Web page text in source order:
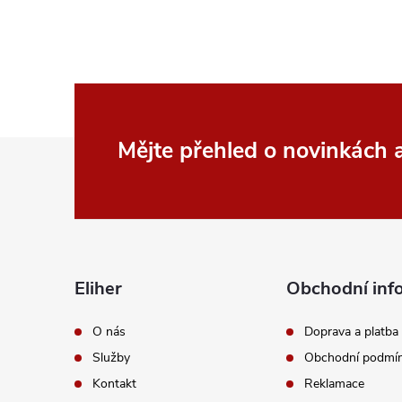
Mějte přehled o novinkách
Eliher
O nás
Služby
Kontakt
Obchodní
Doprava a platba
Obchodní
Reklamace